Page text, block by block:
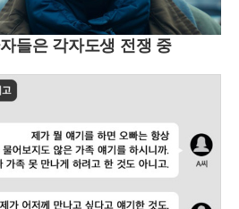
들은 각자도생 전쟁 중